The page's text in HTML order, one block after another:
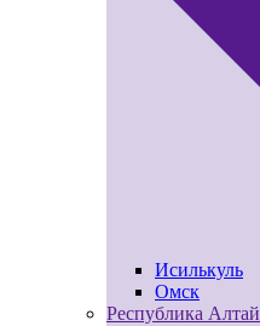
Исилькуль
Омск
Республика Алтай